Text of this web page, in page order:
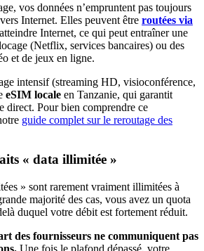
vos données n’empruntent pas toujours
Internet. Elles peuvent être routées via
Internet, ce qui peut entraîner une
(Netflix, services bancaires) ou des
et de jeux en ligne.
intensif (streaming HD, visioconférence,
eSIM locale en Tanzanie, qui garantit
direct. Pour bien comprendre ce
guide complet sur le reroutage des
« data illimitée »
» sont rarement vraiment illimitées à
majorité des cas, vous avez un quota
duquel votre débit est fortement réduit.
des fournisseurs ne communiquent pas
Une fois le plafond dépassé, votre